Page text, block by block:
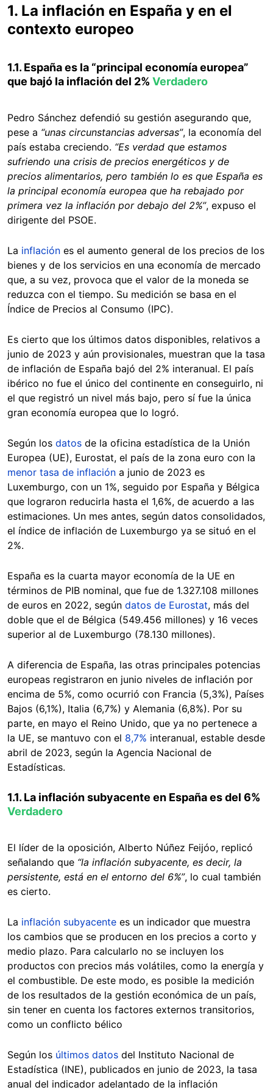
1. La inflación en España y en el
contexto europeo
1.1. España es la “principal economía europea”
que bajó la inflación del 2% Verdadero
Pedro Sánchez defendió su gestión asegurando que,
pese a “unas circunstancias adversas”, la economía del
país estaba creciendo. “Es verdad que estamos
sufriendo una crisis de precios energéticos y de
precios alimentarios, pero también lo es que España es
la principal economía europea que ha rebajado por
primera vez la inflación por debajo del 2%”, expuso el
dirigente del PSOE.
La inflación es el aumento general de los precios de los
bienes y de los servicios en una economía de mercado
que, a su vez, provoca que el valor de la moneda se
reduzca con el tiempo. Su medición se basa en el
Índice de Precios al Consumo (IPC).
Es cierto que los últimos datos disponibles, relativos a
junio de 2023 y aún provisionales, muestran que la tasa
de inflación de España bajó del 2% interanual. El país
ibérico no fue el único del continente en conseguirlo, ni
el que registró un nivel más bajo, pero sí fue la única
gran economía europea que lo logró.
Según los datos de la oficina estadística de la Unión
Europea (UE), Eurostat, el país de la zona euro con la
menor tasa de inflación a junio de 2023 es
Luxemburgo, con un 1%, seguido por España y Bélgica
que lograron reducirla hasta el 1,6%, de acuerdo a las
estimaciones. Un mes antes, según datos consolidados,
el índice de inflación de Luxemburgo ya se situó en el
2%.
España es la cuarta mayor economía de la UE en
términos de PIB nominal, que fue de 1.327.108 millones
de euros en 2022, según datos de Eurostat, más del
doble que el de Bélgica (549.456 millones) y 16 veces
superior al de Luxemburgo (78.130 millones).
A diferencia de España, las otras principales potencias
europeas registraron en junio niveles de inflación por
encima de 5%, como ocurrió con Francia (5,3%), Países
Bajos (6,1%), Italia (6,7%) y Alemania (6,8%). Por su
parte, en mayo el Reino Unido, que ya no pertenece a
la UE, se mantuvo con el 8,7% interanual, estable desde
abril de 2023, según la Agencia Nacional de
Estadísticas.
1.1. La inflación subyacente en España es del 6%
Verdadero
El líder de la oposición, Alberto Núñez Feijóo, replicó
señalando que “la inflación subyacente, es decir, la
persistente, está en el entorno del 6%”, lo cual también
es cierto.
La inflación subyacente es un indicador que muestra
los cambios que se producen en los precios a corto y
medio plazo. Para calcularlo no se incluyen los
productos con precios más volátiles, como la energía y
el combustible. De este modo, es posible la medición
de los resultados de la gestión económica de un país,
sin tener en cuenta los factores externos transitorios,
como un conflicto bélico
Según los últimos datos del Instituto Nacional de
Estadística (INE), publicados en junio de 2023, la tasa
anual del indicador adelantado de la inflación